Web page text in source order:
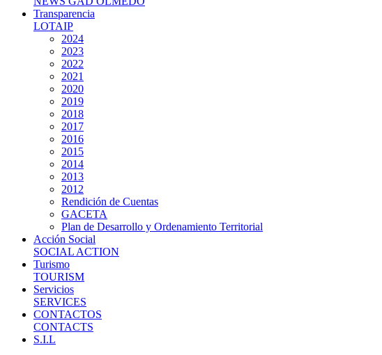
Transparencia
LOTAIP
2024
2023
2022
2021
2020
2019
2018
2017
2016
2015
2014
2013
2012
Rendición de Cuentas
GACETA
Plan de Desarrollo y Ordenamiento Territorial
Acción Social
SOCIAL ACTION
Turismo
TOURISM
Servicios
SERVICES
CONTACTOS
CONTACTS
S.I.L